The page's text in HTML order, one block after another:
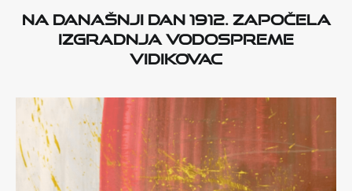
Na današnji dan 1912. započela
izgradnja vodospreme
Vidikovac